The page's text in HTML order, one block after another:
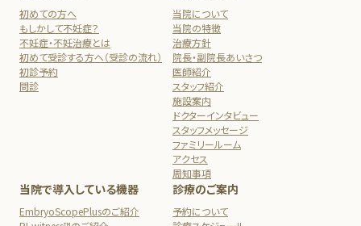
初めての方へ
もしかして不妊症？
不妊症・不妊治療とは
初めて受診する方へ（受診の流れ）
初診予約
問診
当院について
当院の特徴
治療方針
院長・副院長あいさつ
医師紹介
スタッフ紹介
施設案内
ドクターインタビュー
スタッフメッセージ
ファミリールーム
アクセス
周知事項
当院で導入している機器
EmbryoScopePlusのご紹介
診療のご案内
予約について